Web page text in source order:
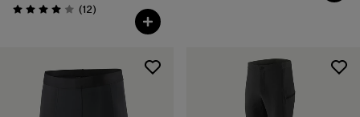
Bewertung: 4.0 / 5
(12Rezensionen
)